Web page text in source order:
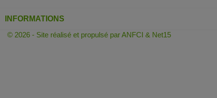
INFORMATIONS
© 2026 - Site réalisé et propulsé par ANFCI & Net15